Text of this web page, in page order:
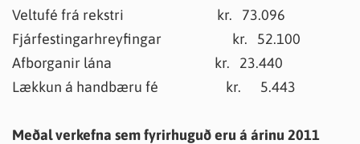
Veltufé frá rekstri kr. 73.096
Fjárfestingarhreyfingar kr. 52.100
Afborganir lána kr. 23.440
Lækkun á handbæru fé kr. 5.443
Meðal verkefna sem fyrirhuguð eru á árinu 2011